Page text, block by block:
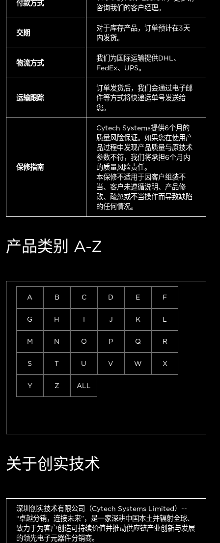
付款方式
咨询我们的客户经理。
交期
对于库存产品，订单预计在3天
内发货。
物流方式
我们为国际运输提供DHL、
FedEx、UPS。
运输跟踪
订单发货后，我们会通过电子邮
件等方式将快递运单号发送给
您。
保修指南
Cytech Systems提供6个月的
质量风险保证。如果您在使用产
品过程中发现产品质量与原技术
参数不符，我们将承担6个月内
的质量风险责任。
本保修不适用于因客户组装不
当、客户未遵循说明、产品修
改、疏忽或不当操作而导致缺陷
的任何情况。
产品类别 A-Z
A B C D E F
G H I J K L
M N O P Q R
S T U V W X
Y Z ALL
关于创实技术
深圳创实技术有限公司（Cytech Systems Limited）--
“卓越分销，连接未来”，是一家深耕中国本土并辐射全球、
致力于为客户创造可持续价值并推动供应链产业创新与发展
的领先电子元器件分销商。